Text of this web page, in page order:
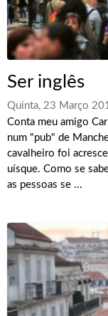
Ser inglês
Quinta, 23 Março
Conta meu amigo
num "pub" de
cavalheiro foi
uísque. Como se
as pessoas se ...